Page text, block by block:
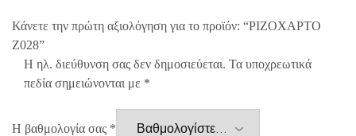
Κάνετε την πρώτη αξιολόγηση για το προϊόν: “ΡΙΖΟΧΑΡΤΟ
Z028”
Η ηλ. διεύθυνση σας δεν δημοσιεύεται. Τα υποχρεωτικά
πεδία σημειώνονται με *
Η βαθμολογία σας *